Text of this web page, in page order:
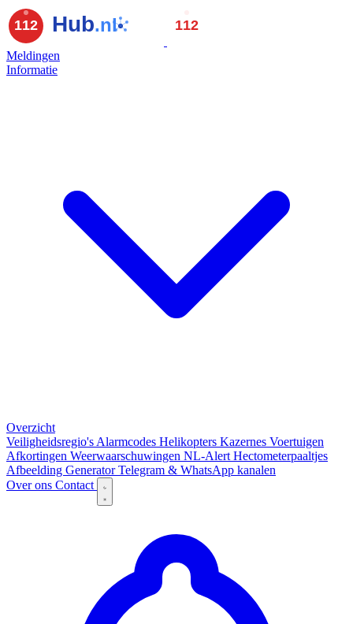
Meldingen
Informatie
Overzicht
Veiligheidsregio's Alarmcodes Helikopters Kazernes Voertuigen
Afkortingen Weerwaarschuwingen NL-Alert Hectometerpaaltjes
Afbeelding GeneratorTelegram & WhatsApp kanalen
Over ons Contact